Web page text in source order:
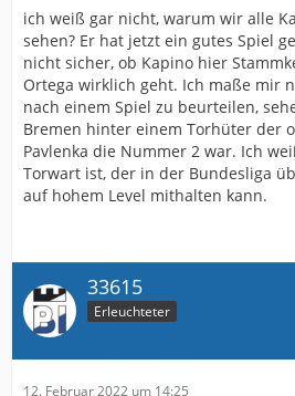
ich weiß gar nicht, warum wir alle
sehen? Er hat jetzt ein gutes Spiel
nicht sicher, ob Kapino hier
Ortega wirklich geht. Ich maße mir
nach einem Spiel zu beurteilen,
Bremen hinter einem Torhüter der
Pavlenka die Nummer 2 war. Ich
Torwart ist, der in der Bundesliga
auf hohem Level mithalten kann.
33615
Erleuchteter
12. Februar 2022 um 14:25